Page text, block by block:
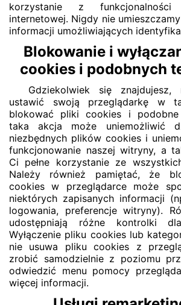
korzystanie z
internetowej. Nigdy nie
informacji umożliwiających
Blokowanie i
cookies i podobnych
Gdziekolwiek się znajdujesz,
ustawić swoją przeglądarkę w
blokować pliki cookies i
taka akcja może uniemożliwić
niezbędnych plików cookies i
funkcjonowanie naszej witryny, a
Ci pełne korzystanie ze
Należy również pamiętać, że
cookies w przeglądarce może
niektórych zapisanych informacji
logowania, preferencje witryny).
udostępniają różne kontrolki
Wyłączenie pliku cookies lub
nie usuwa pliku cookies z
zrobić samodzielnie z poziomu
odwiedzić menu pomocy
więcej informacji.